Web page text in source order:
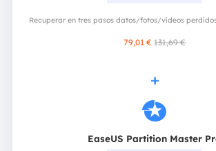
Recuperar en tres pasos datos/fotos/vídeos
79,01 € 131,69 €
+

EaseUS Partition Master